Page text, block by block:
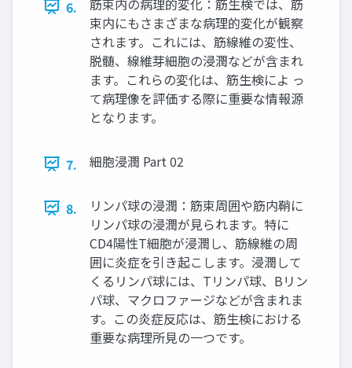
6.
束内にもさまざまな病理的変化が観察
されます。これには、筋線維の変性、
脱髄、線維芽細胞の浸潤などが含まれ
ます。これらの変化は、筋生検によ っ
て病理像を評価する際に重要な情報源
となります。
7. 細胞浸潤 Part 02
8.
リンパ球の浸潤：筋束周囲や筋内鞘に
リンパ球の浸潤が見られます。特に
CD4陽性T細胞が浸潤し、筋線維の周
囲に炎症を引き起こします。浸潤して
くるリンパ球には、Tリンパ球、Bリン
パ球、マクロファージなどが含まれま
す。この炎症反応は、筋生検における
重要な病理所見の一つです。